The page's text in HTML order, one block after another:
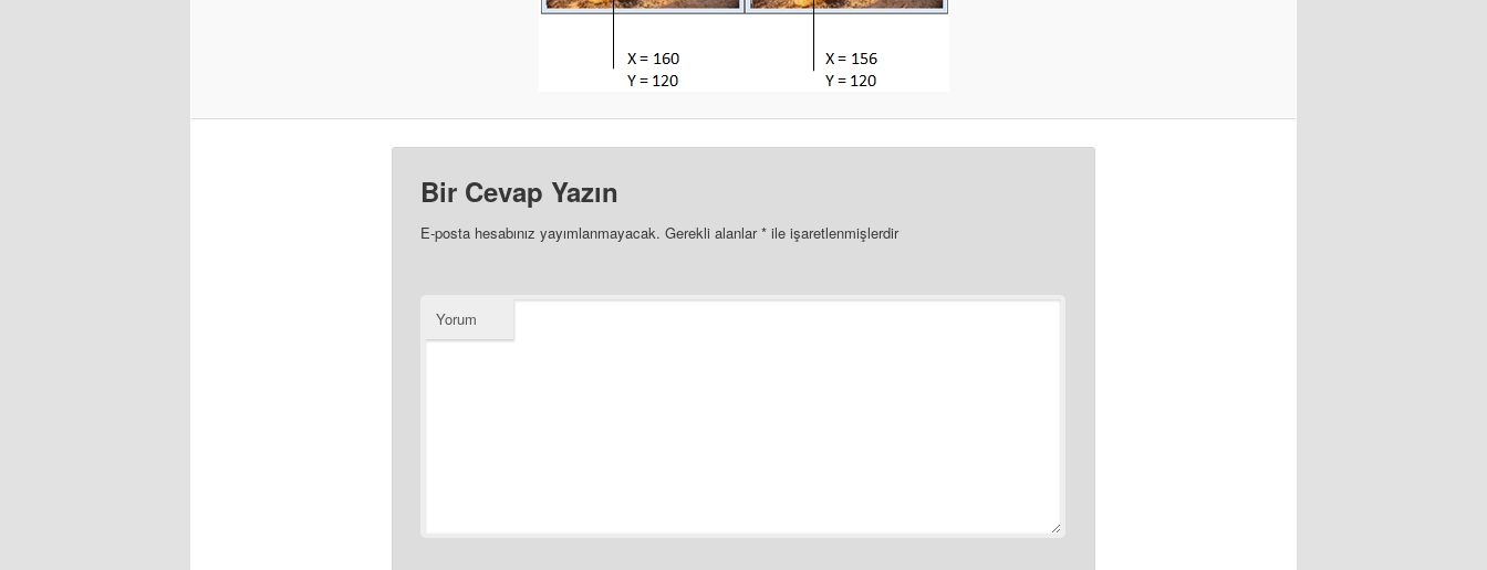
Bir Cevap Yazın
E-posta hesabınız yayımlanmayacak. Gerekli alanlar*ile işaretlenmişlerdir
Yorum